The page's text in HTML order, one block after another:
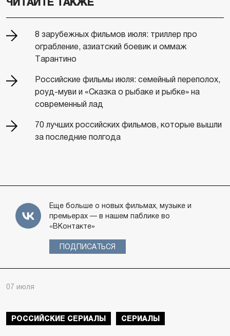
8 зарубежных фильмов июля: триллер про
ограбление, азиатский боевик и оммаж
Тарантино
Российские фильмы июля: семейный переполох,
роуд-муви и «Сказка о рыбаке и рыбке» на
современный лад
70 лучших российских фильмов, которые вышли
за последние полгода
Еще больше о новых фильмах, музыке и
премьерах — в нашем паблике во
«ВКонтакте»
ПОДПИСАТЬСЯ
07 июля
РОССИЙСКИЕ СЕРИАЛЫ СЕРИАЛЫ